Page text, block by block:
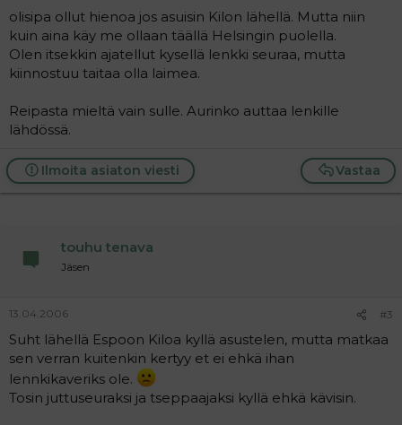
olisipa ollut hienoa jos asuisin Kilon lähellä. Mutta niin
kuin aina käy me ollaan täällä Helsingin puolella.
Olen itsekkin ajatellut kysellä lenkki seuraa, mutta
kiinnostuu taitaa olla laimea.
Reipasta mieltä vain sulle. Aurinko auttaa lenkille
lähdössä.
Vastaa
Ilmoita asiaton viesti
touhu tenava
Jäsen
13.04.2006 #3
Suht lähellä Espoon Kiloa kyllä asustelen, mutta matkaa
sen verran kuitenkin kertyy et ei ehkä ihan
lennkikaveriks ole.
Tosin juttuseuraksi ja tseppaajaksi kyllä ehkä kävisin.